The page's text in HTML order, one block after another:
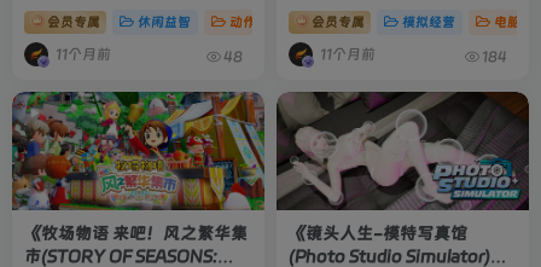
会员专属 休闲益智 动作冒险 电脑游戏
11个月前 48
合全部DLCs]
会员专属 模拟经营 电脑游
11个月前 184
《牧场物语 来吧！风之繁华集
市(STORY OF SEASONS:
《镜头人生-模特写真馆
(Photo Studio Simulator)》